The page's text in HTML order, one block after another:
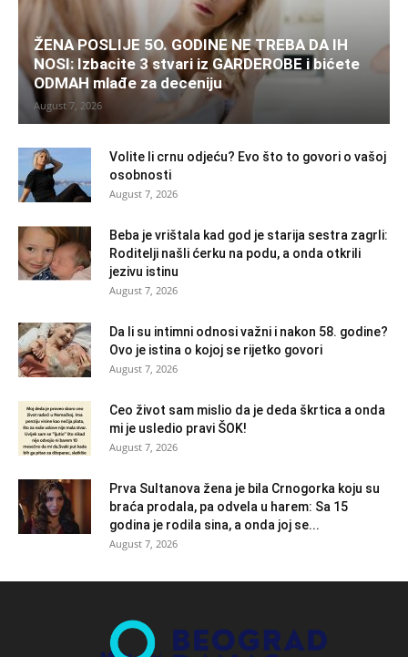
ŽENA POSLIJE 5O. GODINE NE TREBA DA IH
NOSI: Izbacite 3 stvari iz GARDEROBE i bićete
ODMAH mlađe za deceniju
August 7, 2026
Volite li crnu odjeću? Evo što to govori o vašoj
osobnosti
August 7, 2026
Beba je vrištala kad god je starija sestra zagrli:
Roditelji našli ćerku na podu, a onda otkrili
jezivu istinu
August 7, 2026
Da li su intimni odnosi važni i nakon 58. godine?
Ovo je istina o kojoj se rijetko govori
August 7, 2026
Ceo život sam mislio da je deda škrtica a onda
mi je usledio pravi ŠOK!
August 7, 2026
Prva Sultanova žena je bila Crnogorka koju su
braća prodala, pa odvela u harem: Sa 15
godina je rodila sina, a onda joj se...
August 7, 2026